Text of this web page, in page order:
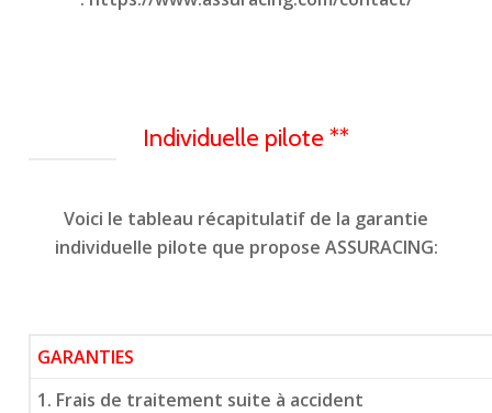
Individuelle pilote **
Voici le tableau récapitulatif de la garantie
individuelle pilote que propose ASSURACING:
GARANTIES
1. Frais de traitement suite à accident